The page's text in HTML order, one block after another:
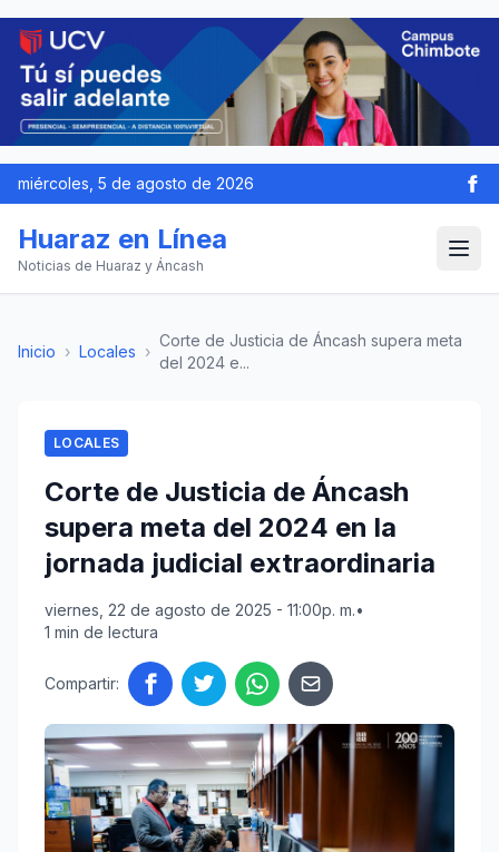
miércoles, 5 de agosto de 2026
Huaraz en Línea
Noticias de Huaraz y Áncash
Inicio › Locales ›
Corte de Justicia de Áncash supera meta
del 2024 e...
LOCALES
Corte de Justicia de Áncash
supera meta del 2024 en la
jornada judicial extraordinaria
viernes, 22 de agosto de 2025 - 11:00p. m.•
1 min de lectura
Compartir: